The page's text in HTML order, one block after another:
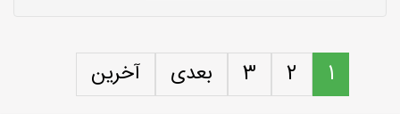
1
2
3 بعدی آخرین